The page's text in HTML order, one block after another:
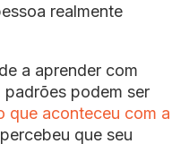
realmente
a aprender com
podem ser
que aconteceu com a
que seu